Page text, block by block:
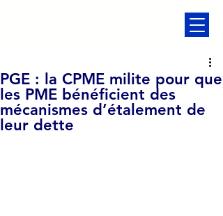
PGE : la CPME milite pour que
les PME bénéficient des
mécanismes d’étalement de
leur dette